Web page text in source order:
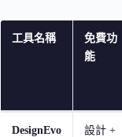
工具名稱
免費功
能
DesignEvo
設計 +